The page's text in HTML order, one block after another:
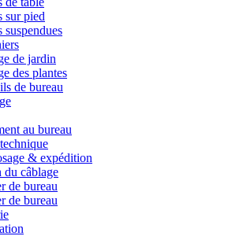
sur pied
suspendues
de jardin
des plantes
de bureau
au bureau
& expédition
du câblage
de bureau
de bureau